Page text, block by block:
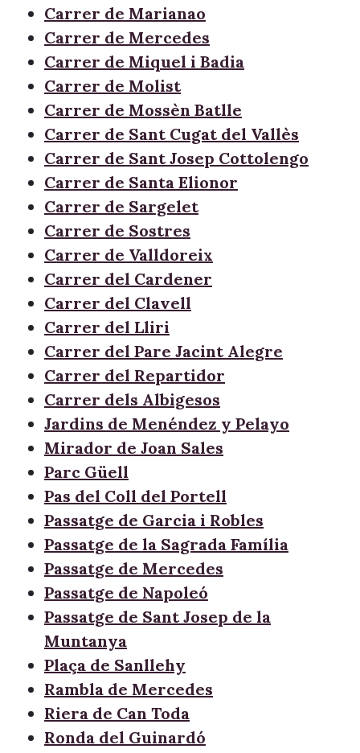
Carrer de Marianao
Carrer de Mercedes
Carrer de Miquel i Badia
Carrer de Molist
Carrer de Mossèn Batlle
Carrer de Sant Cugat del Vallès
Carrer de Sant Josep Cottolengo
Carrer de Santa Elionor
Carrer de Sargelet
Carrer de Sostres
Carrer de Valldoreix
Carrer del Cardener
Carrer del Clavell
Carrer del Lliri
Carrer del Pare Jacint Alegre
Carrer del Repartidor
Carrer dels Albigesos
Jardins de Menéndez y Pelayo
Mirador de Joan Sales
Parc Güell
Pas del Coll del Portell
Passatge de Garcia i Robles
Passatge de la Sagrada Família
Passatge de Mercedes
Passatge de Napoleó
Passatge de Sant Josep de la
Muntanya
Plaça de Sanllehy
Rambla de Mercedes
Riera de Can Toda
Ronda del Guinardó